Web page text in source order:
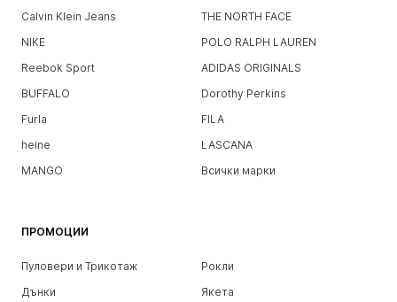
Calvin Klein Jeans
THE NORTH FACE
NIKE
POLO RALPH LAUREN
Reebok Sport
ADIDAS ORIGINALS
BUFFALO
Dorothy Perkins
Furla
FILA
heine
LASCANA
MANGO
Всички марки
ПРОМОЦИИ
Пуловери и Трикотаж
Рокли
Дънки
Якета